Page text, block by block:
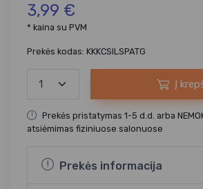
3,99 €
* kaina su PVM
Prekės kodas: KKKCSILSPATG
Į
Prekės pristatymas 1-5 d.d. arba
atsiėmimas fiziniuose salonuose
Prekės informacija